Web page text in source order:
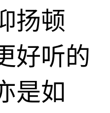
扬顿
好听的
是如